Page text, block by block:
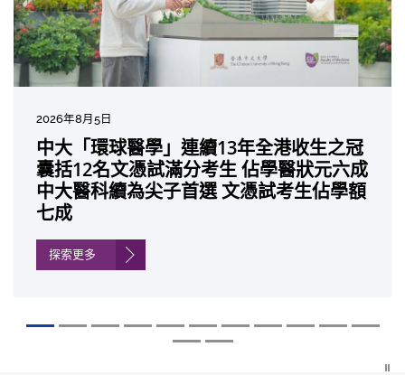
2026年8月5日
中大「環球醫學」連續13年全港收生之冠
囊括12名文憑試滿分考生 佔學醫狀元六成
中大醫科續為尖子首選 文憑試考生佔學額
七成
探索更多
2026年7月27日
中大成立嶄新 ITECH醫療科技評估平台 推
動健康經濟分析及價值醫療
探索更多
2026年7月10日
中大研發「AI-OCT」系統助測糖尿黃斑水
腫 假陽性轉介個案銳減六成 縮短患者輪
候診症時間
2026年7月10日
中大黃秀娟教授獲頒中國工程界最高榮譽
「光華工程科技獎」 成為今屆醫藥衞生領
域唯一香港學者
2026年7月7日
中大新設「香港中文大學鳳凰獎學金」嘉
許公開試狀元 鼓勵學醫狀元走出課堂放眼
世界 裝備21世紀妙手仁醫
2026年6月29日
中大全新一站式PGT-Plus方案 精準辨識
傳統檢測中複雜基因異常「盲點」 降低人
工受孕流產及異常妊娠風險
2026年6月22日
中大發現青光眼治療新靶點 小鼠實驗證實
可恢復七成視力 有助開創嶄新神經保護療
法
2026年6月17日
中大成功拆解肝癌免疫治療耐藥性機制 揭
一種免疫細胞具「除廢餵食」新功能助癌
細胞耐藥性
2026年6月10日
中大與多名全球專家共同牽頭跨國肺癌研
究 逾半晚期ALK陽性肺癌病人七年無惡化
因特定基因異常而引起的肺癌有望變成
「慢性病」 患者可與病共存
探索更多
2026年6月5日
中大教授陳重娥獲頒「清野裕傑出領袖
獎」 成為本港首名學者榮膺亞洲糖尿病教
研最高榮譽
2026年6月2日
中大匯聚逾200位區域專家 探討私人醫療
保險如何推動全民健康覆蓋
探索更多
2026年5月19日
中大張源津醫生成首位亞洲研究員 榮獲國
際泌尿科權威獎項John K. Lattimer 講座
獎
2026年5月14日
中大取得「從實驗室到臨床應用」研究突
破 初步證實GLP-1藥物可改善嚴重中風康
復情況